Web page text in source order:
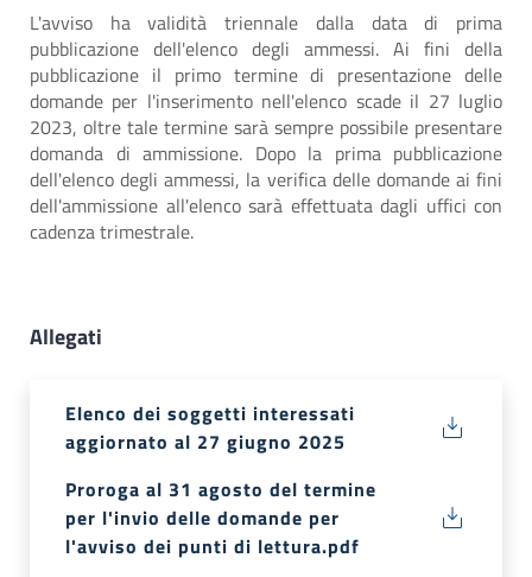
L'avviso ha validità triennale dalla data di prima
pubblicazione dell'elenco degli ammessi. Ai fini della
pubblicazione il primo termine di presentazione delle
domande per l'inserimento nell'elenco scade il 27 luglio
2023, oltre tale termine sarà sempre possibile presentare
domanda di ammissione. Dopo la prima pubblicazione
dell'elenco degli ammessi, la verifica delle domande ai fini
dell'ammissione all'elenco sarà effettuata dagli uffici con
cadenza trimestrale.
Allegati
Elenco dei soggetti interessati
aggiornato al 27 giugno 2025
Proroga al 31 agosto del termine
per l'invio delle domande per
l'avviso dei punti di lettura.pdf